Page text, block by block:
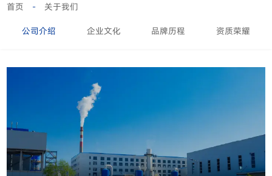
首页 -
关于我们
公司介绍
企业文化 品牌历程 资质荣耀